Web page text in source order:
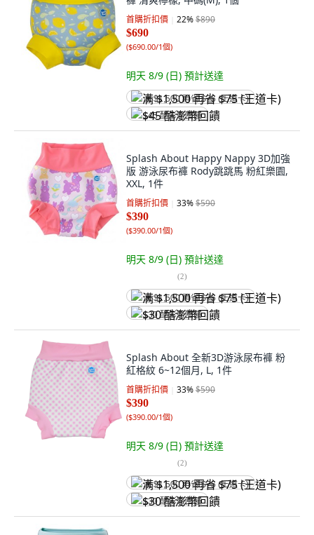
首購折扣價 22%$890
$690
($690.00/1個)
明天 8/9 (日) 預計送達
满 $1,500 再省 $75 (王道卡)
$45 酷澎幣回饋
Splash About Happy Nappy 3D加強
版 游泳尿布褲 Rody跳跳馬 粉紅樂園,
XXL, 1件
首購折扣價 33%$590
$390
($390.00/1個)
明天 8/9 (日) 預計送達
(2)
满 $1,500 再省 $75 (王道卡)
$30 酷澎幣回饋
Splash About 全新3D游泳尿布褲 粉
紅格紋 6~12個月, L, 1件
首購折扣價 33%$590
$390
($390.00/1個)
明天 8/9 (日) 預計送達
(2)
满 $1,500 再省 $75 (王道卡)
$30 酷澎幣回饋